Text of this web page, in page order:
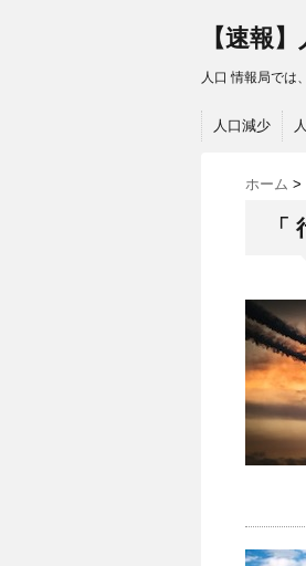
【速報
人口 情報局では
人口減少
ホーム >
「